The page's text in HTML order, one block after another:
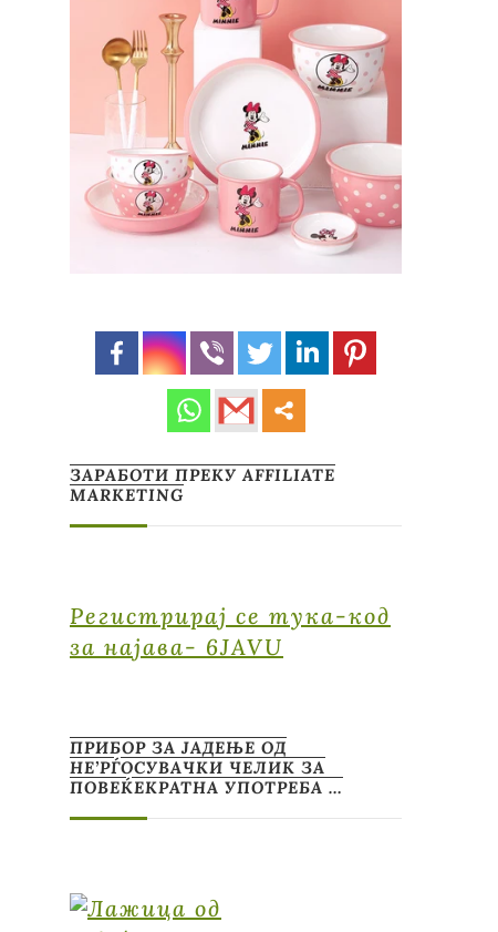
ЗАРАБОТИ ПРЕКУ AFFILIATE
MARKETING
Регистрирај се тука-код
за најава- 6JAVU
ПРИБОР ЗА ЈАДЕЊЕ ОД
НЕ’РЃОСУВАЧКИ ЧЕЛИК ЗА
ПОВЕЌЕКРАТНА УПОТРЕБА …